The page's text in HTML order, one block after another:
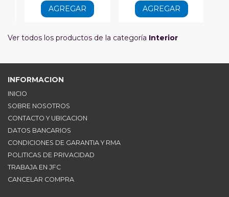
AGREGAR AGREGAR
Ver todos los productos de la categoría Interior
INFORMACION
INICIO
SOBRE NOSOTROS
CONTACTO Y UBICACION
DATOS BANCARIOS
CONDICIONES DE GARANTIA Y RMA
POLITICAS DE PRIVACIDAD
TRABAJA EN JFC
CANCELAR COMPRA